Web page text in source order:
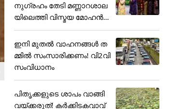
നുഗ്രഹം തേടി മണ്ണാറശാല
യിലെത്തി വിസ്മയ മോഹൻ
ലാ
ഇനി മുതൽ വാഹനങ്ങൾ ത
മ്മിൽ സംസാരിക്കണം! വി2വി
സംവിധാനം
പിതൃക്കളുടെ ശാപം വാങ്ങി
വയ്ക്കരുത്! കർക്കിടകവാവ്